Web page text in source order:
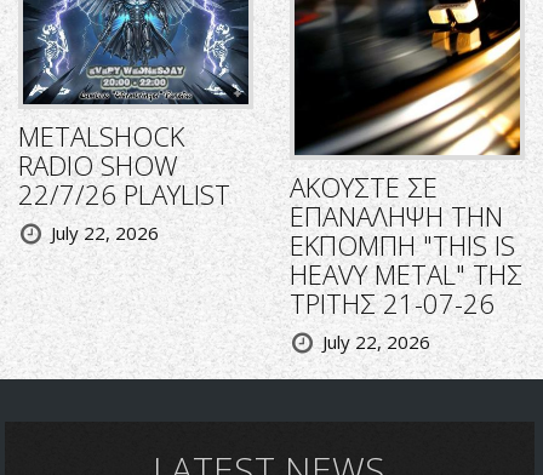
METALSHOCK
RADIO SHOW
22/7/26 PLAYLIST
July 22, 2026
ΑΚΟΥΣΤΕ ΣΕ
ΕΠΑΝΑΛΗΨΗ ΤΗΝ
ΕΚΠΟΜΠΗ "THIS IS
HEAVY METAL" ΤΗΣ
ΤΡΙΤΗΣ 21-07-26
July 22, 2026